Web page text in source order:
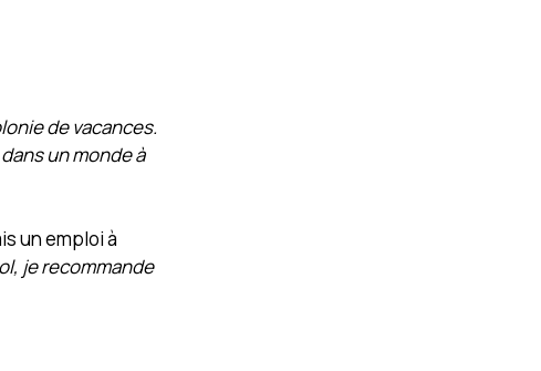
de vacances.
un monde à
un emploi à
je recommande